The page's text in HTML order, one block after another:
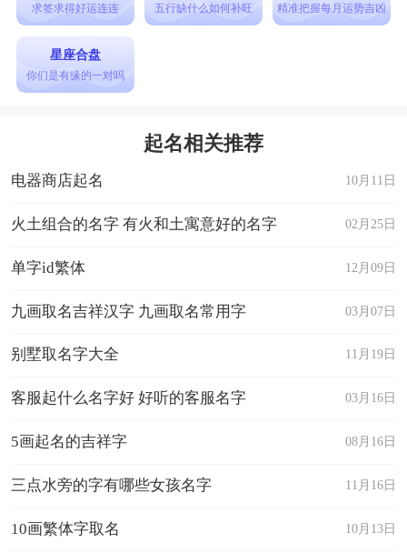
求签求得好运连连 五行缺什么如何补旺 精准把握每月运势吉凶
星座合盘
你们是有缘的一对吗
起名相关推荐
10月11日
电器商店起名
02月25日
火土组合的名字 有火和土寓意好的名字
12月09日
单字id繁体
03月07日
九画取名吉祥汉字 九画取名常用字
11月19日
别墅取名字大全
03月16日
客服起什么名字好 好听的客服名字
08月16日
5画起名的吉祥字
11月16日
三点水旁的字有哪些女孩名字
10月13日
10画繁体字取名